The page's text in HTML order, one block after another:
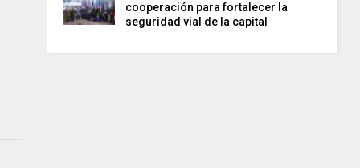
cooperación para fortalecer la
seguridad vial de la capital